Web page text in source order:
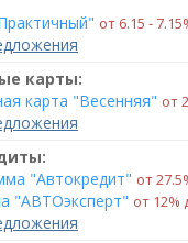
от 6.15 ‑
карты:
карта "Весенняя" от
"Автокредит" от
"АВТОэксперт" от 12%